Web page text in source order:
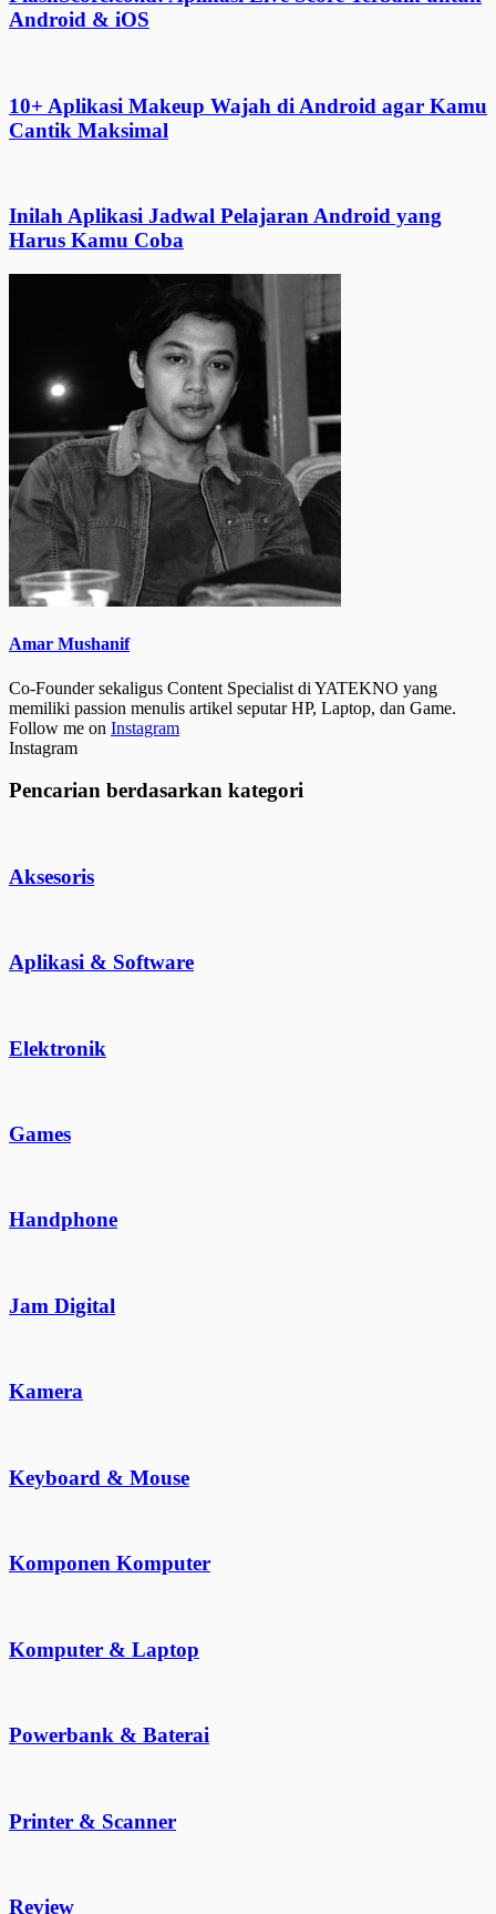
Android & iOS
10+ Aplikasi Makeup Wajah di Android agar Kamu
Cantik Maksimal
Inilah Aplikasi Jadwal Pelajaran Android yang
Harus Kamu Coba
Amar Mushanif
Co-Founder sekaligus Content Specialist di YATEKNO yang
memiliki passion menulis artikel seputar HP, Laptop, dan Game.
Follow me on Instagram
Instagram
Pencarian berdasarkan kategori
Aksesoris
Aplikasi & Software
Elektronik
Games
Handphone
Jam Digital
Kamera
Keyboard & Mouse
Komponen Komputer
Komputer & Laptop
Powerbank & Baterai
Printer & Scanner
Review